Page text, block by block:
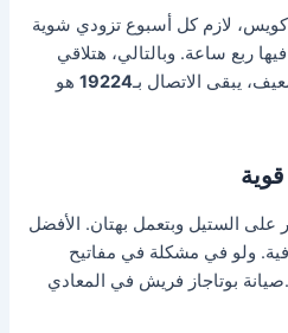
لازم كل أسبوع تزودي شوية
ربع ساعة. وبالتالي، هتلاقي
يبقى الاتصال بـ19224 هو
على الستيل وبتعمل بهتان. الأفضل
ولو في مشكلة في مفاتيح
.صيانة بوتاجاز فريش في المعادي